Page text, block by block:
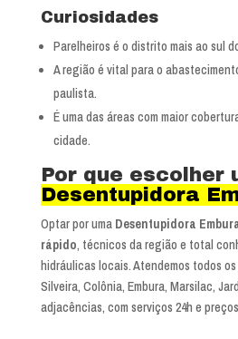
Curiosidades
Parelheiros é o distrito mais ao sul
A região é vital para o
paulista.
É uma das áreas com maior
cidade.
Por que escolher
Desentupidora
Optar por uma Desentupidora
rápido, técnicos da região e total
hidráulicas locais. Atendemos todos
Silveira, Colônia, Embura, Marsilac,
adjacências, com serviços 24h e